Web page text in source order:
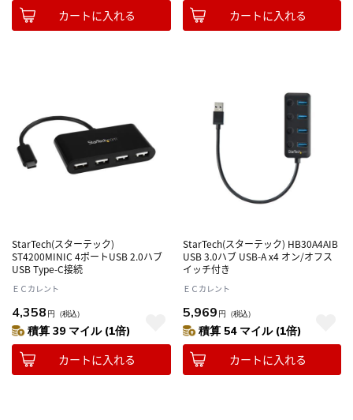
カートに入れる カートに入れる
StarTech(スターテック)
ST4200MINIC 4ポートUSB 2.0ハブ
USB Type-C接続
ＥＣカレント
4,358 円 （税込）
積算 39 マイル (1倍)
カートに入れる
StarTech(スターテック) HB30A4AIB
USB 3.0ハブ USB-A x4 オン/オフス
イッチ付き
ＥＣカレント
5,969 円 （税込）
積算 54 マイル (1倍)
カートに入れる